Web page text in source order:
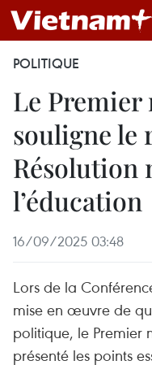
POLITIQUE
Le
souligne le
Résolution
l’éducation
16/09/2025 03:48
Lors de la
mise en œuvre de
politique, le Premier
présenté les points